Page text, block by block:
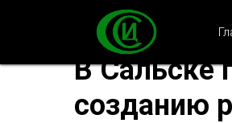
В Сальске
созданию